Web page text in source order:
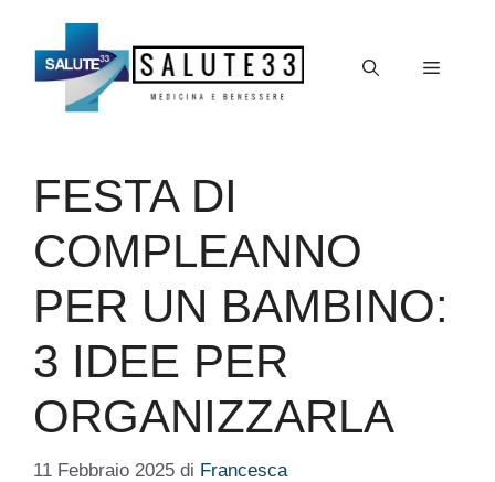
contenuto
Menu
FESTA DI
COMPLEANNO
PER UN BAMBINO:
3 IDEE PER
ORGANIZZARLA
11 Febbraio 2025 di Francesca